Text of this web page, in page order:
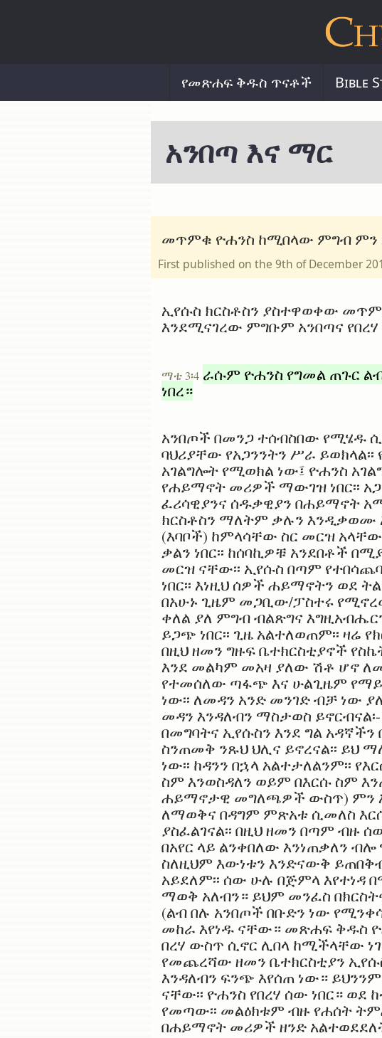
የመጽሐፍ ቅዱስ ጥናቶች Bible
አንበጣ እና ማር
መጥምቁ ዮሐንስ ከሚበላው ምግብ ምን
First published on the 9th of December
ኢየሱስ ክርስቶስን ያስተዋወቀው
እንደሚናገረው ምግቡም አንበጣና የበረሃ
ማቴ 3፡4 ራሱም ዮሐንስ የግመል ጠጉር
ነበረ።
አንበጦች በመንጋ ተሰብስበው የሚሄዱ
ባህሪያቸው የአጋንንትን ሥራ
አገልግሎት የሚወክል ነው፤ ዮሐንስ
የሐይማኖት መሪዎች ማውገዝ ነበር፡፡
ፈሪሳዊያንና ሰዱቃዊያን በሐይማኖት
ክርስቶስን ማለትም ቃሉን እንዲቃወሙ
(እባቦች) ከምላሳቸው ስር መርዝ
ቃልን ነበር፡፡ ከሰባኪዎቹ አንደበቶች
መርዝ ናቸው፡፡ ኢየሱስ በጣም
ነበር፡፡ እነዚህ ሰዎች ሐይማኖትን ወደ
በአሁኑ ጊዜም መጋቢው/ፓስተሩ
ቀለል ያለ ምግብ ብልጽግና
ይጋጭ ነበር፡፡ ጊዜ አልተለወጠም፡፡ ዛሬ
በዚህ ዘመን ግዙፍ ቤተክርስቲያኖች
እንደ መልካም መአዛ ያለው ሽቶ ሆኖ
የተመሰለው ጣፋጭ እና ሁልጊዜም
ነው፡፡ ለመዳን አንድ መንገድ ብቻ ነው
መዳን እንዳለብን ማስታወስ
በመግባትና ኢየሱስን እንደ ግል አዳኛችን
ስንጠመቅ ንጹህ ህሊና ይኖረናል፡፡ ይህ
ነው፡፡ ከዳንን በኋላ አልተታለልንም፡፡
ስም እንወስዳለን ወይም በእርሱ ስም
ሐይማኖታዊ መግለጫዎች ውስጥ) ምን
ለማወቅና በዳግም ምጽአቱ ሲመለስ
ያስፈልገናል፡፡ በዚህ ዘመን በጣም
በአየር ላይ ልንቀበለው እንነጠቃለን
ስለዚህም እውነቱን እንድናውቅ
አይደለም፡፡ ሰው ሁሉ በጅምላ እየተነዳ
ማወቅ አለብን። ይህም መንፈስ
(ልብ በሉ አንበጦች በቡድን ነው
መከራ እየነዱ ናቸው። መጽሐፍ ቅዱስ
በረሃ ውስጥ ሲኖር ሊበላ ከሚችላቸው
የመጨረሻው ዘመን ቤተክርስቲያን
እንዳለብን ፍንጭ እየሰጠ ነው።
ናቸው፡፡ ዮሐንስ የበረሃ ሰው ነበር።
የመጣው፡፡ መልዕክቱም ብዙ የሐሰት
በሐይማኖት መሪዎች ዘንድ